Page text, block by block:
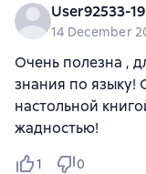
User92533-19
14 December
Очень полезна ,
знания по языку!
настольной
жадностью!
1 0